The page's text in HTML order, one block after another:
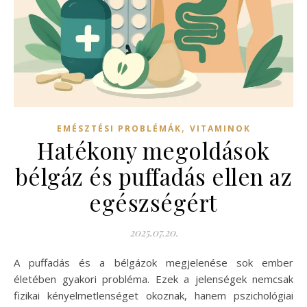
EMÉSZTÉSI PROBLÉMÁK, VITAMINOK
Hatékony megoldások
bélgáz és puffadás ellen az
egészségért
2025.07.20.
A puffadás és a bélgázok megjelenése sok ember
életében gyakori probléma. Ezek a jelenségek nemcsak
fizikai kényelmetlenséget okoznak, hanem pszichológiai